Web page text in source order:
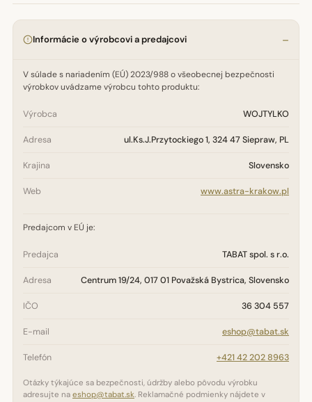
Informácie o výrobcovi a predajcovi
V súlade s nariadením (EÚ) 2023/988 o všeobecnej bezpečnosti
výrobkov uvádzame výrobcu tohto produktu:
Výrobca WOJTYLKO
Adresa ul.Ks.J.Przytockiego 1, 324 47 Siepraw, PL
Krajina Slovensko
Web www.astra-krakow.pl
Predajcom v EÚ je:
Predajca TABAT spol. s r.o.
Adresa Centrum 19/24, 017 01 Považská Bystrica, Slovensko
IČO 36 304 557
E-mail eshop@tabat.sk
Telefón +421 42 202 8963
Otázky týkajúce sa bezpečnosti, údržby alebo pôvodu výrobku
adresujte na eshop@tabat.sk. Reklamačné podmienky nájdete v